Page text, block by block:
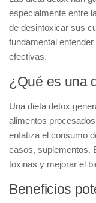
especialmente entre
de desintoxicar sus
fundamental
efectivas.
¿Qué es una
Una dieta detox
alimentos
enfatiza el consumo
casos, suplementos.
toxinas y mejorar el
Beneficios